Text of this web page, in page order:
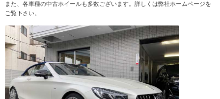
また、各車種の中古ホイールも多数ございます。詳しくは弊社ホームページを
ご覧下さい。